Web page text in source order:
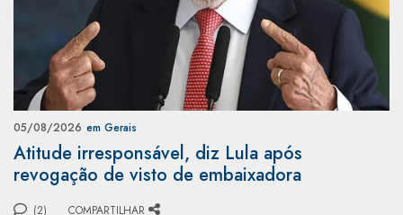
05/08/2026 em Gerais
Atitude irresponsável, diz Lula após
revogação de visto de embaixadora
(2) COMPARTILHAR